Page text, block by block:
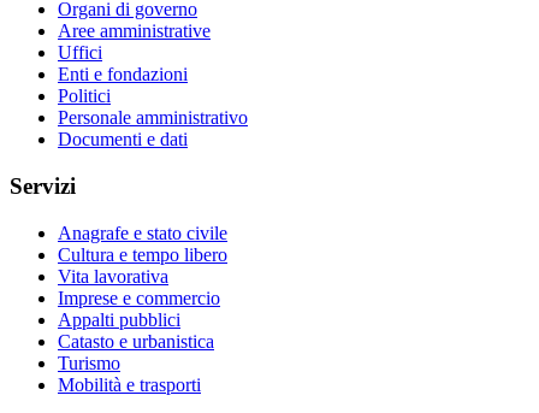
Organi di governo
Aree amministrative
Uffici
Enti e fondazioni
Politici
Personale amministrativo
Documenti e dati
Servizi
Anagrafe e stato civile
Cultura e tempo libero
Vita lavorativa
Imprese e commercio
Appalti pubblici
Catasto e urbanistica
Turismo
Mobilità e trasporti